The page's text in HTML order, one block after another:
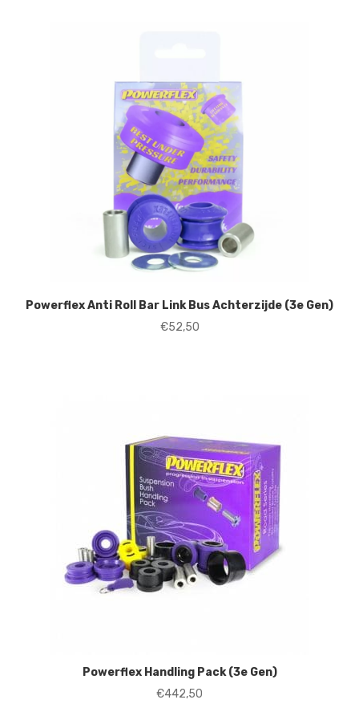
Powerflex Anti Roll Bar Link Bus Achterzijde (3e Gen)
€52,50
Powerflex Handling Pack (3e Gen)
€442,50